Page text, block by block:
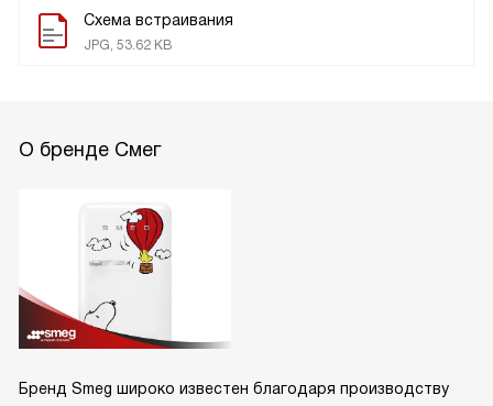
Схема встраивания
JPG, 53.62 KB
О бренде Смег
Бренд Smeg широко известен благодаря производству